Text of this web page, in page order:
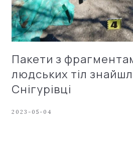
Пакети з
людських тіл
Снігурівці
2023-05-04